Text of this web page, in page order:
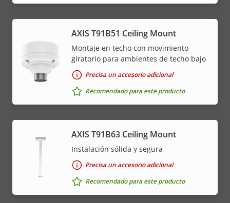
AXIS T91B51 Ceiling Mount
Montaje en techo con movimiento
giratorio para ambientes de techo bajo
Precisa un accesorio adicional
Recomendado para este producto
AXIS T91B63 Ceiling Mount
Instalación sólida y segura
Precisa un accesorio adicional
Recomendado para este producto